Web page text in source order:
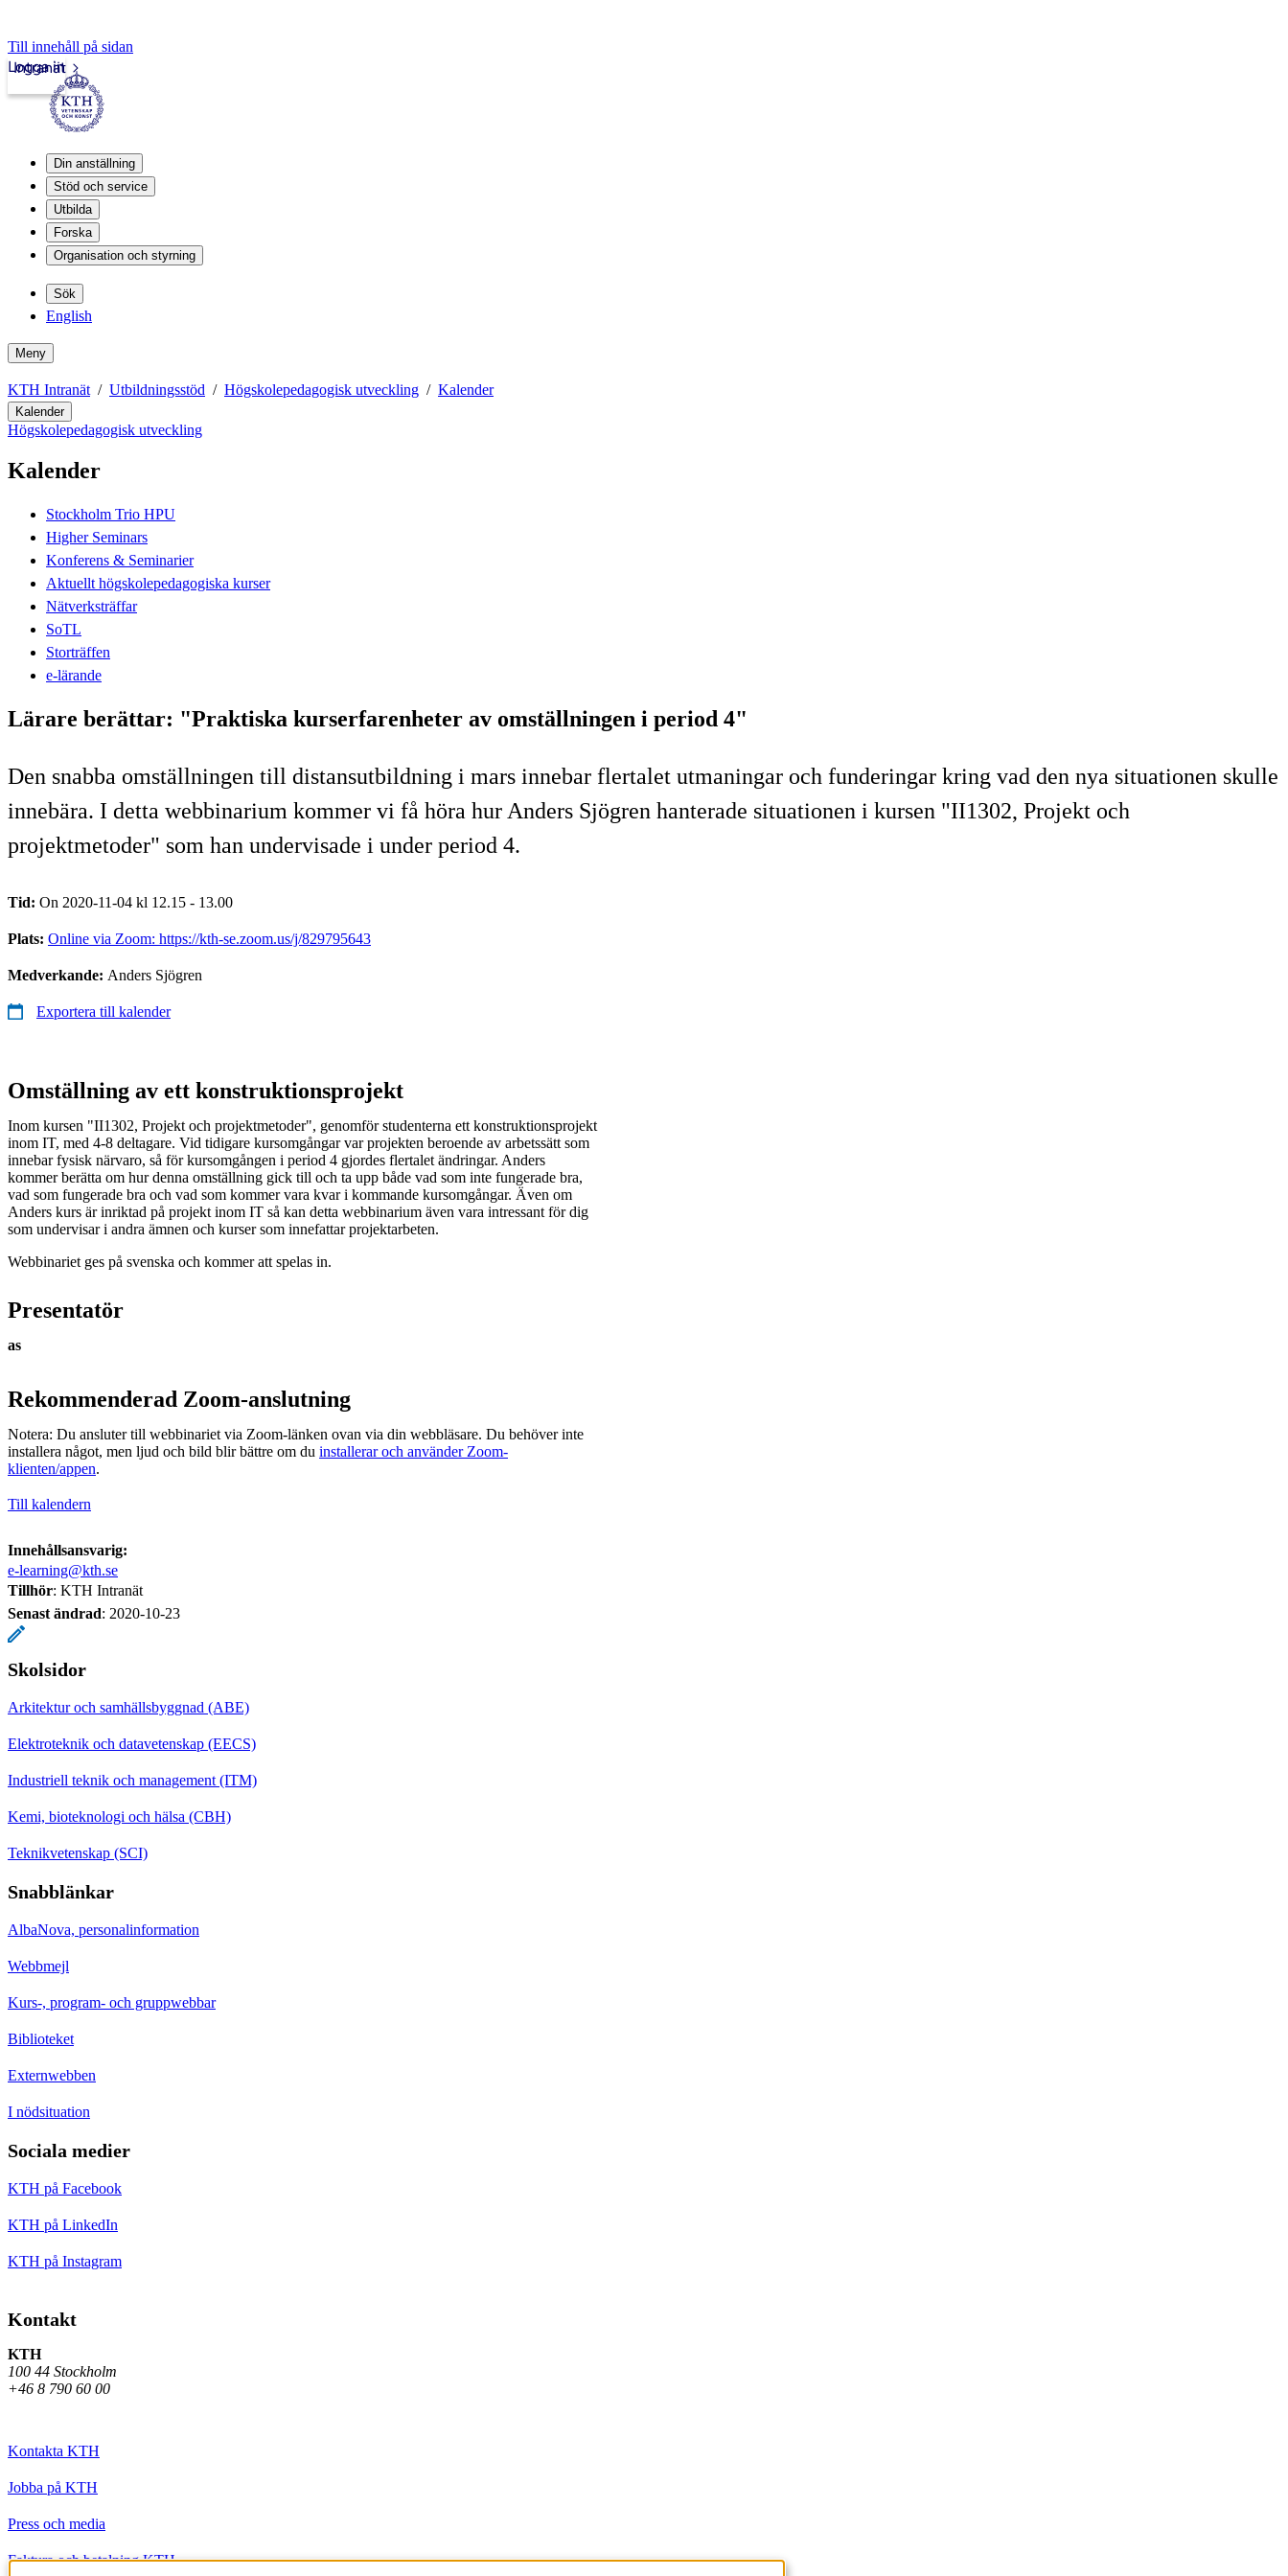
Till innehåll på sidan
Intranät
Logga in
Din anställning
Stöd och service
Utbilda
Forska
Organisation och styrning
Sök
English
Meny
KTH Intranät Utbildningsstöd Högskolepedagogisk utveckling Kalender
Kalender
Högskolepedagogisk utveckling
Kalender
Stockholm Trio HPU
Higher Seminars
Konferens & Seminarier
Aktuellt högskolepedagogiska kurser
Nätverksträffar
SoTL
Storträffen
e-lärande
Lärare berättar: "Praktiska kurserfarenheter av omställningen i period 4"
Den snabba omställningen till distansutbildning i mars innebar flertalet utmaningar och funderingar kring vad den nya situationen skulle
innebära. I detta webbinarium kommer vi få höra hur Anders Sjögren hanterade situationen i kursen "II1302, Projekt och
projektmetoder" som han undervisade i under period 4.
Tid: On 2020-11-04 kl 12.15 - 13.00
Plats: Online via Zoom: https://kth-se.zoom.us/j/829795643
Medverkande: Anders Sjögren
Exportera till kalender
Omställning av ett konstruktionsprojekt
Inom kursen "II1302, Projekt och projektmetoder", genomför studenterna ett konstruktionsprojekt
inom IT, med 4-8 deltagare. Vid tidigare kursomgångar var projekten beroende av arbetssätt som
innebar fysisk närvaro, så för kursomgången i period 4 gjordes flertalet ändringar. Anders
kommer berätta om hur denna omställning gick till och ta upp både vad som inte fungerade bra,
vad som fungerade bra och vad som kommer vara kvar i kommande kursomgångar. Även om
Anders kurs är inriktad på projekt inom IT så kan detta webbinarium även vara intressant för dig
som undervisar i andra ämnen och kurser som innefattar projektarbeten.
Webbinariet ges på svenska och kommer att spelas in.
Presentatör
as
Rekommenderad Zoom-anslutning
Notera: Du ansluter till webbinariet via Zoom-länken ovan via din webbläsare. Du behöver inte
installera något, men ljud och bild blir bättre om du installerar och använder Zoom-
klienten/appen.
Till kalendern
Innehållsansvarig:
e-learning@kth.se
Tillhör: KTH Intranät
Senast ändrad: 2020-10-23
Skolsidor
Arkitektur och samhällsbyggnad (ABE)
Elektroteknik och datavetenskap (EECS)
Industriell teknik och management (ITM)
Kemi, bioteknologi och hälsa (CBH)
Teknikvetenskap (SCI)
Snabblänkar
AlbaNova, personalinformation
Webbmejl
Kurs-, program- och gruppwebbar
Biblioteket
Externwebben
I nödsituation
Sociala medier
KTH på Facebook
KTH på LinkedIn
KTH på Instagram
Kontakt
KTH
100 44 Stockholm
+46 8 790 60 00
Kontakta KTH
Jobba på KTH
Press och media
Faktura och betalning KTH